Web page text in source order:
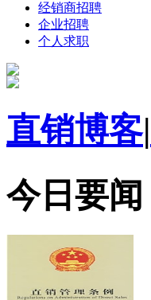
经销商招聘
企业招聘
个人求职
直销博客|
今日要闻